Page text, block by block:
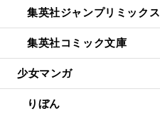
集英社ジャンプリミックス
集英社コミック文庫
少女マンガ
りぼん